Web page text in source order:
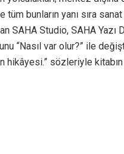
tüm bunların yanı sıra
SAHA Studio, SAHA
“Nasıl var olur?” ile
hikâyesi.” sözleriyle